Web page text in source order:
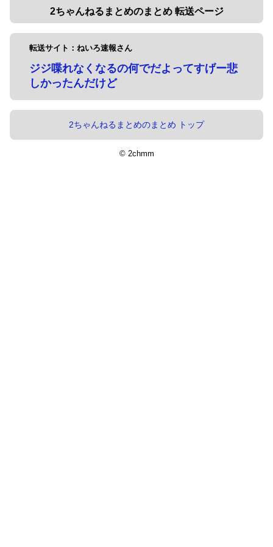
2ちゃんねるまとめのまとめ 転送ページ
転送サイト：ねいろ速報さん
ジジ喋れなくなるの何でだよってすげー悲
しかったんだけど
2ちゃんねるまとめのまとめ トップ
© 2chmm